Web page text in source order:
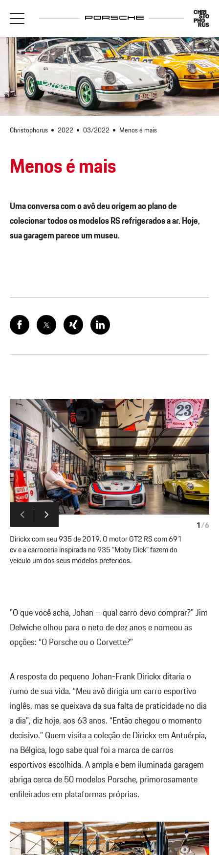
Christophorus 2022 03/2022 Menos é mais
Menos é mais
Uma conversa com o avô deu origem ao plano de
colecionar todos os modelos RS refrigerados a ar. Hoje,
sua garagem parece um museu.
Dirickx com seu 935 de 2019. O motor GT2 RS com 691
cv e a carroceria inspirada no 935 “Moby Dick” fazem do
veículo um dos seus modelos preferidos.
1/6
"O que você acha, Johan – qual carro devo comprar?” Jim
Delwiche olhou para o neto de dez anos e nomeou as
opções: “O Porsche ou o Corvette?”
A resposta do pequeno Johan-Frank Dirickx ditaria o
rumo de sua vida. “Meu avô dirigia um carro esportivo
inglês, mas se queixava da sua falta de praticidade no dia
a dia”, diz hoje, aos 63 anos. “Então chegou o momento
decisivo.” Quem visita a coleção de Dirickx em Antuérpia,
na Bélgica, logo sabe qual foi a marca de carros
esportivos escolhida. A ampla e bem iluminada garagem
abriga cerca de 50 modelos Porsche, primorosamente
enfileirados em plataformas próprias.